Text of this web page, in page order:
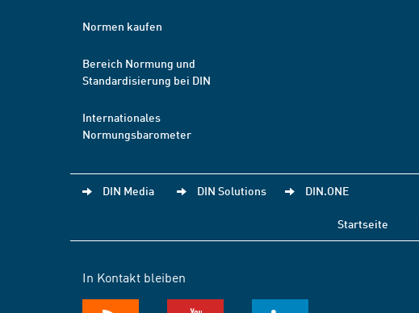
Normen kaufen
Bereich Normung und
Standardisierung bei DIN
Internationales
Normungsbarometer
DIN Media DIN Solutions DIN.ONE
Startseite
In Kontakt bleiben